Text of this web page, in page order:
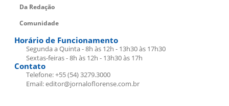
Da Redação
Comunidade
Horário de Funcionamento
Segunda a Quinta - 8h às 12h - 13h30 às 17h30
Sextas-feiras - 8h às 12h - 13h30 às 17h
Contato
Telefone: +55 (54) 3279.3000
Email: editor@jornaloflorense.com.br